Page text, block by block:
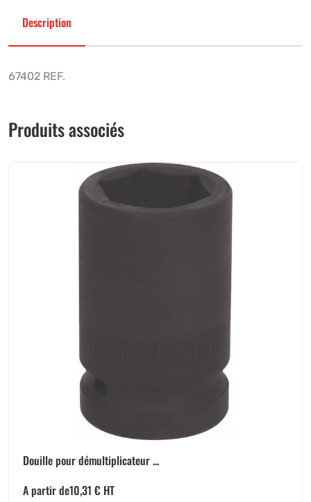
Description
67402 REF.
Produits associés
Douille pour démultiplicateur ...
A partir de10,31 € HT